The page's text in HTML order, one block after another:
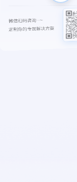
微信扫码咨询
定制你的专属解决方案